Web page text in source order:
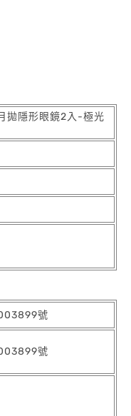
拋隱形眼鏡2入-極光
號
號